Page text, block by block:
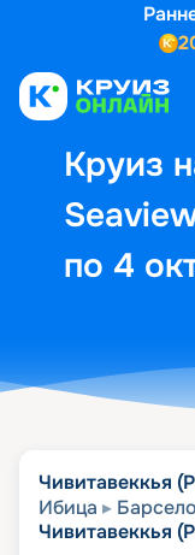
Круиз
по 4
Чивитавеккья
Ибица
Чивитавеккья